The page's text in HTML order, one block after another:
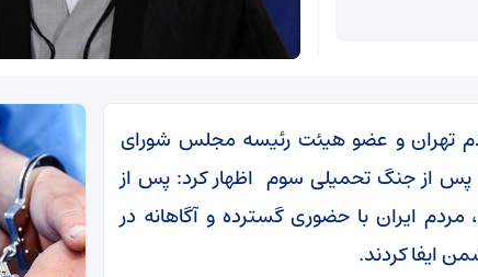
تهران و عضو هیئت رئیسه مجلس شورای
پس از جنگ تحمیلی سوم اظهار کرد: پس از
ایران با حضوری گسترده و آگاهانه در
ایفا کردند.